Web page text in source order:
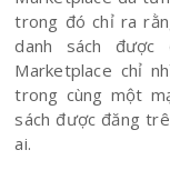
trong đó chỉ ra
danh sách
Marketplace chỉ
trong cùng một
sách được đăng
ai.